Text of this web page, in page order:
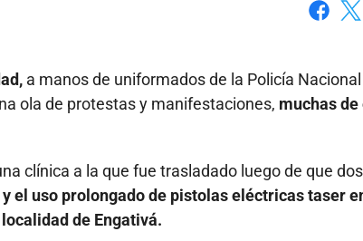
a manos de uniformados de la Policía
ola de protestas y manifestaciones, muchas
clínica a la que fue trasladado luego de que dos
el uso prolongado de pistolas eléctricas taser
de Engativá.